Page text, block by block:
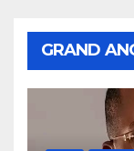
GRAND